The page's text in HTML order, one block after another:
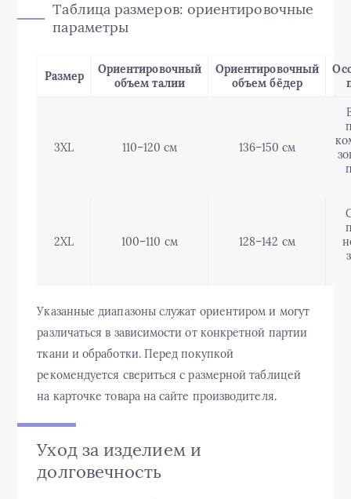
Таблица размеров: ориентировочные
параметры
Размер
Ориентировочный
объем талии
Ориентировочный
объем бёдер
3XL 110–120 см 136–150 см
2XL 100–110 см 128–142 см
Указанные диапазоны служат ориентиром и могут
различаться в зависимости от конкретной партии
ткани и обработки. Перед покупкой
рекомендуется свериться с размерной таблицей
на карточке товара на сайте производителя.
Уход за изделием и
долговечность